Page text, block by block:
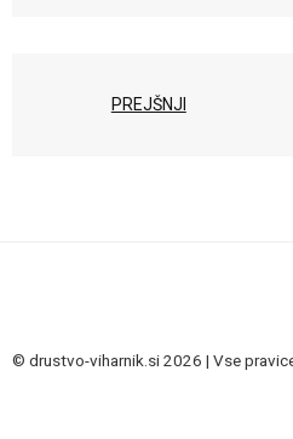
PREJŠNJI
© drustvo-viharnik.si 2026 | Vse